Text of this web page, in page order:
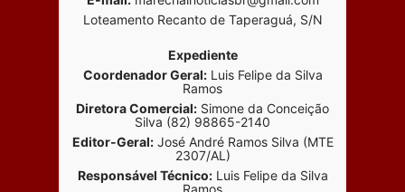
Loteamento Recanto de Taperaguá, S/N
Expediente
Coordenador Geral:Luis Felipe da Silva
Ramos
Diretora Comercial: Simone da Conceição
Silva (82) 98865-2140
Editor-Geral:José André Ramos Silva (MTE
2307/AL)
Responsável Técnico:Luis Felipe da Silva
Ramos